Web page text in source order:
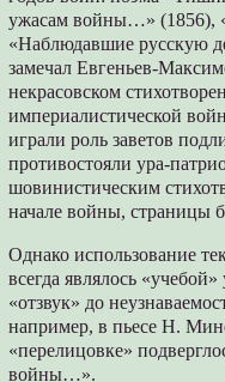
ужасам войны…» (1856),
«Наблюдавшие русскую
замечал Евгеньев-
некрасовском
империалистической
играли роль заветов
противостояли ура-
шовинистическим
начале войны, страницы
Однако использование
всегда являлось
«отзвук» до
например, в пьесе Н.
«перелицовке»
войны…».